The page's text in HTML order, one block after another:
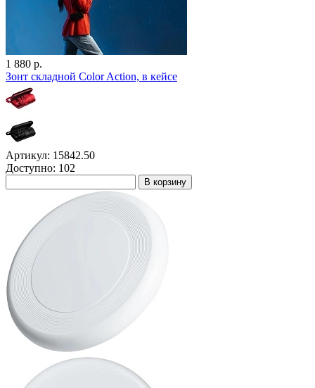
1 880 р.
Зонт складной Color Action, в кейсе
Артикул: 15842.50
Доступно: 102
В корзину